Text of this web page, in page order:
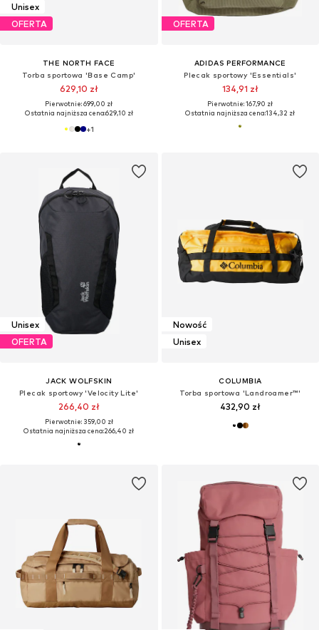
Unisex
OFERTA
THE NORTH FACE
Torba sportowa 'Base Camp'
629,10 zł
Pierwotnie: 699,00 zł
Ostatnia najniższa cena:629,10 zł
+1
OFERTA
ADIDAS PERFORMANCE
Plecak sportowy 'Essentials'
134,91 zł
Pierwotnie: 167,90 zł
Ostatnia najniższa cena:134,32 zł
Unisex
OFERTA
JACK WOLFSKIN
Plecak sportowy 'Velocity Lite'
266,40 zł
Pierwotnie: 359,00 zł
Ostatnia najniższa cena:266,40 zł
Nowość
Unisex
COLUMBIA
Torba sportowa 'Landroamer™'
432,90 zł